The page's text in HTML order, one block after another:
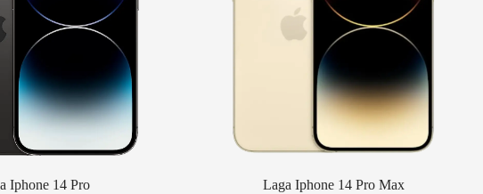
Iphone 14 Pro Laga Iphone 14 Pro Max